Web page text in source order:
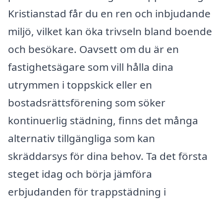
Kristianstad får du en ren och inbjudande
miljö, vilket kan öka trivseln bland boende
och besökare. Oavsett om du är en
fastighetsägare som vill hålla dina
utrymmen i toppskick eller en
bostadsrättsförening som söker
kontinuerlig städning, finns det många
alternativ tillgängliga som kan
skräddarsys för dina behov. Ta det första
steget idag och börja jämföra
erbjudanden för trappstädning i